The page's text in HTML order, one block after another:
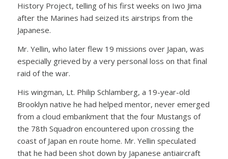
History Project, telling of his first weeks on Iwo Jima
after the Marines had seized its airstrips from the
Japanese.
Mr. Yellin, who later flew 19 missions over Japan, was
especially grieved by a very personal loss on that final
raid of the war.
His wingman, Lt. Philip Schlamberg, a 19-year-old
Brooklyn native he had helped mentor, never emerged
from a cloud embankment that the four Mustangs of
the 78th Squadron encountered upon crossing the
coast of Japan en route home. Mr. Yellin speculated
that he had been shot down by Japanese antiaircraft